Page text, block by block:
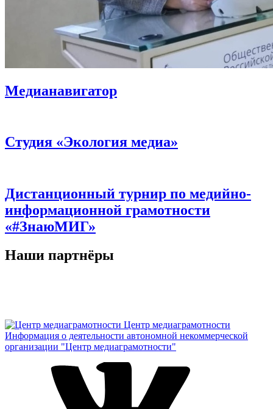
Медианавигатор
Студия «Экология медиа»
Дистанционный турнир по медийно-
информационной грамотности
«#ЗнаюМИГ»
Наши партнёры
Центр медиаграмотности
Информация о деятельности автономной некоммерческой
организации "Центр медиаграмотности"